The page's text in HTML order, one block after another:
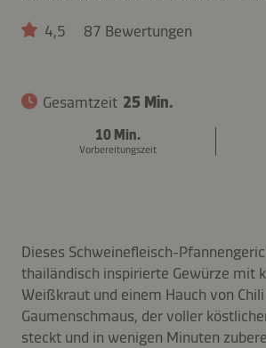
4,5 87 Bewertungen
Gesamtzeit 25 Min.
10 Min.
Vorbereitungszeit
Dieses Schweinefleisch-
thailändisch inspirierte Gewürze mit
Weißkraut und einem Hauch von
Gaumenschmaus, der voller
steckt und in wenigen Minuten